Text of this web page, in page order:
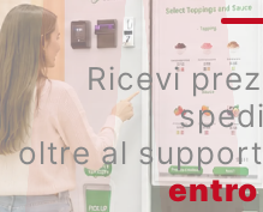
Ricevi
oltre al
entro